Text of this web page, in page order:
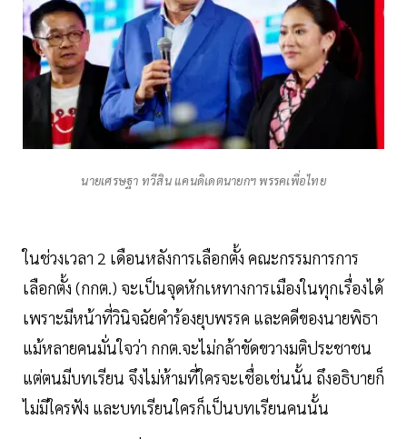
นายเศรษฐา ทวีสิน แคนดิเดตนายกฯ พรรคเพื่อไทย
ในช่วงเวลา 2 เดือนหลังการเลือกตั้ง คณะกรรมการการ
เลือกตั้ง (กกต.) จะเป็นจุดหักเหทางการเมืองในทุกเรื่องได้
เพราะมีหน้าที่วินิจฉัยคำร้องยุบพรรค และคดีของนายพิธา
แม้หลายคนมั่นใจว่า กกต.จะไม่กล้าขัดขวางมติประชาชน
แต่ตนมีบทเรียน จึงไม่ห้ามที่ใครจะเชื่อเช่นนั้น ถึงอธิบายก็
ไม่มีใครฟัง และบทเรียนใครก็เป็นบทเรียนคนนั้น